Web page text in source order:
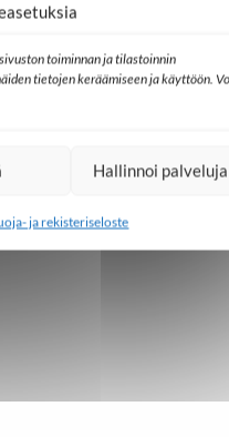
toiminnan ja tilastoinnin
tietojen keräämiseen ja käyttöön.
Hallinnoi palveluja
ja rekisteriseloste